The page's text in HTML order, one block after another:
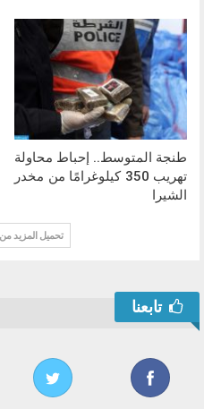
طنجة المتوسط.. إحباط محاولة
تهريب 350 كيلوغرامًا من مخدر
الشيرا
تحميل المزيد
تابعنا